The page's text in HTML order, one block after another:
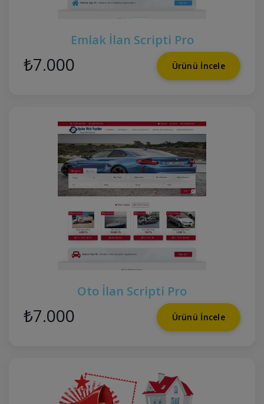
Emlak İlan Scripti Pro
₺7.000 Ürünü İncele
Oto İlan Scripti Pro
₺7.000 Ürünü İncele